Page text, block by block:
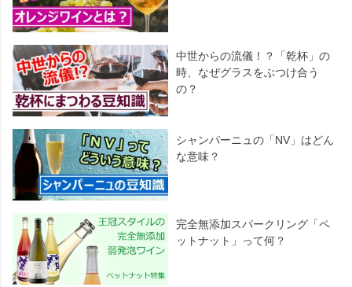
中世からの流儀！？「乾杯」の
時、なぜグラスをぶつけ合う
の？
シャンパーニュの「NV」はどん
な意味？
完全無添加スパークリング「ペ
ットナット」って何？